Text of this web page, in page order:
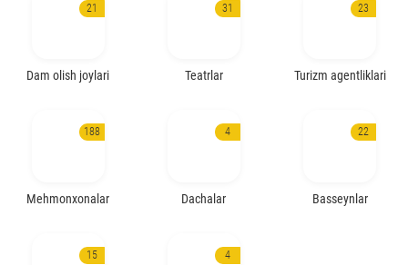
21
Dam olish joylari
31
Teatrlar
23
Turizm agentliklari
188
Mehmonxonalar
4
Dachalar
22
Basseynlar
15 4